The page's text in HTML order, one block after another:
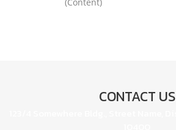
CONTACT US